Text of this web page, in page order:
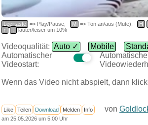
Leertaste => Play/Pause, M => Ton an/aus (Mute), H
↑
↓ lauter/leiser um 10%
Videoqualität: Auto ✓ Mobile
Automatischer
Videostart:
Automatische
Wenn das Video nicht abspielt, dann
Like Teilen Download Melden Info von
am 25.05.2026 um 5:00 Uhr